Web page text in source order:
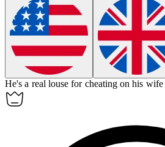
He's a real louse for cheating on his